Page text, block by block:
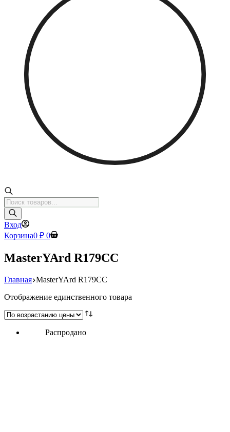
Поиск
товаров
Вход
Корзина0 ₽ 0
MasterYArd R179CC
Главная MasterYArd R179CC
Отображение единственного товара
Распродано